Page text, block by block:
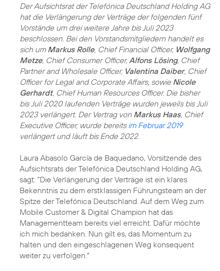
Der Aufsichtsrat der Telefónica Deutschland Holding AG
hat die Verlängerung der Verträge der folgenden fünf
Vorstände um drei weitere Jahre bis Juli 2023
beschlossen. Bei den Vorstandsmitgliedern handelt es
sich um Markus Rolle, Chief Financial Officer, Wolfgang
Metze, Chief Consumer Officer, Alfons Lösing, Chief
Partner and Wholesale Officer, Valentina Daiber, Chief
Officer for Legal and Corporate Affairs, sowie Nicole
Gerhardt, Chief Human Resources Officer. Die bisher
bis Juli 2020 laufenden Verträge wurden jeweils bis Juli
2023 verlängert. Der Vertrag von Markus Haas, Chief
Executive Officer, wurde bereits im Februar 2019
verlängert und läuft bis Ende 2022.
Laura Abasolo García de Baquedano, Vorsitzende des
Aufsichtsrats der Telefónica Deutschland Holding AG,
sagt: “Die Verlängerung der Verträge ist ein klares
Bekenntnis zu dem erstklassigen Führungsteam an der
Spitze der Telefónica Deutschland. Auf dem Weg zum
Mobile Customer & Digital Champion hat das
Managementteam bereits viel erreicht. Dafür möchte
ich mich bedanken. Nun gilt es, das Momentum zu
halten und den eingeschlagenen Weg konsequent
weiter zu verfolgen.“